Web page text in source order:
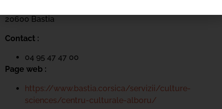
20600 Bastia
Contact :
04 95 47 47 00
Page web :
https://www.bastia.corsica/servizii/culture-
sciences/centru-culturale-alboru/